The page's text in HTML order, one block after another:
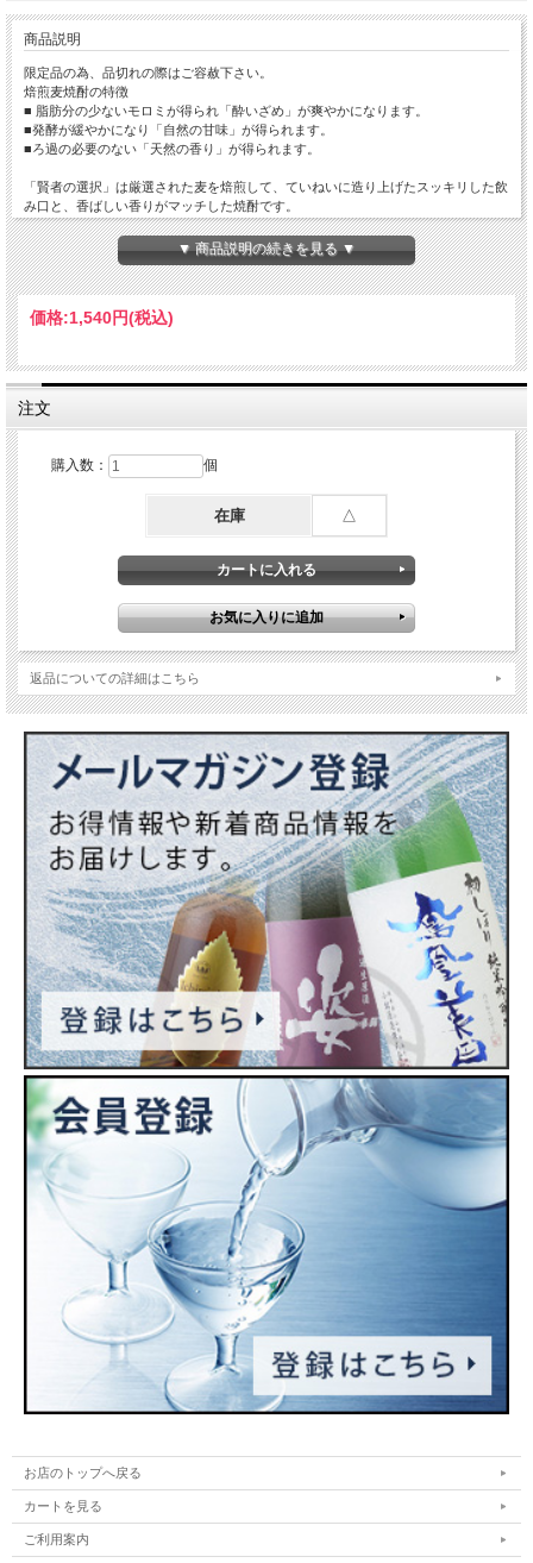
商品説明
限定品の為、品切れの際はご容赦下さい。
焙煎麦焼酎の特徴
■ 脂肪分の少ないモロミが得られ「酔いざめ」が爽やかになります。
■発酵が緩やかになり「自然の甘味」が得られます。
■ろ過の必要のない「天然の香り」が得られます。
「賢者の選択」は厳選された麦を焙煎して、ていねいに造り上げたスッキリした飲
み口と、香ばしい香りがマッチした焼酎です。
麦を焼いて煎ることにより穏やかな自然の甘みと、挽き出した香ばしい香りが付
き、
更に麦のまわりの脂肪分が二日酔いのもとになるフーゼル油を蒸散するので、酔い
覚めが爽やかな本格麦焼酎になります。
▼ 商品説明の続きを見る ▼
価格:1,540円(税込)
注文
購入数： 個
在庫 △
返品についての詳細はこちら
お店のトップへ戻る
カートを見る
ご利用案内